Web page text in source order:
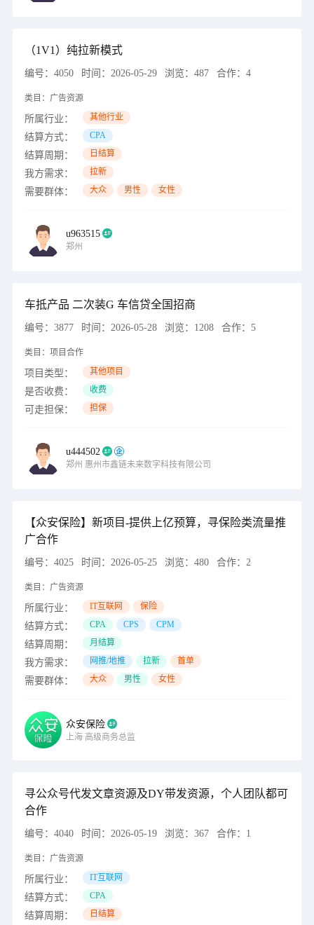
（1V1）纯拉新模式
编号： 4050 时间： 2026-05-29 浏览： 487 合作： 4
类目： 广告资源
所属行业： 其他行业
结算方式： CPA
结算周期： 日结算
我方需求： 拉新
需要群体： 大众 男性 女性
u963515
郑州
车抵产品 二次装G 车信贷全国招商
编号： 3877 时间： 2026-05-28 浏览： 1208 合作： 5
类目： 项目合作
项目类型： 其他项目
是否收费： 收费
可走担保： 担保
u444502
郑州 惠州市鑫链未来数字科技有限公司
【众安保险】新项目-提供上亿预算，寻保险类流量推
广合作
编号： 4025 时间： 2026-05-25 浏览： 480 合作： 2
类目： 广告资源
所属行业： IT互联网 保险
结算方式： CPA CPS CPM
结算周期： 月结算
我方需求： 网推/地推 拉新 首单
需要群体： 大众 男性 女性
众安保险
上海 高级商务总监
寻公众号代发文章资源及DY带发资源，个人团队都可
合作
编号： 4040 时间： 2026-05-19 浏览： 367 合作： 1
类目： 广告资源
所属行业： IT互联网
结算方式： CPA
结算周期： 日结算